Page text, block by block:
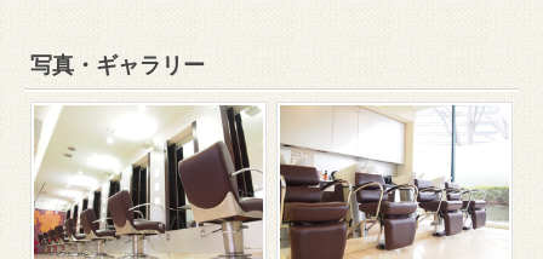
写真・ギャラリー